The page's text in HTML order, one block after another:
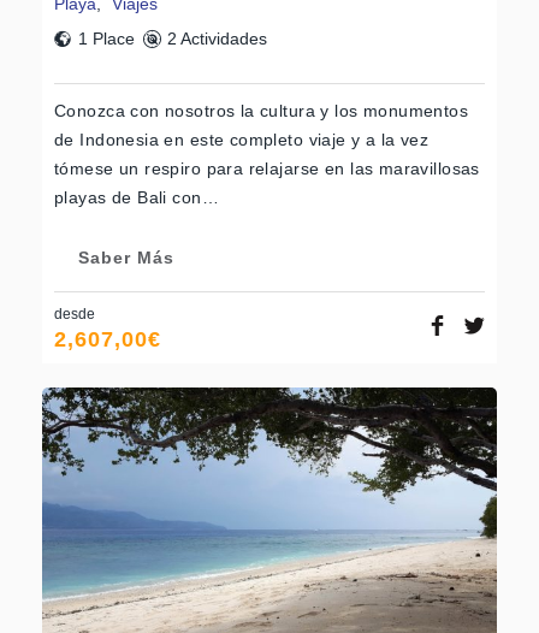
1 Place
2 Actividades
Conozca con nosotros la cultura y los monumentos
de Indonesia en este completo viaje y a la vez
tómese un respiro para relajarse en las maravillosas
playas de Bali con…
Saber Más
desde
2,607,00€